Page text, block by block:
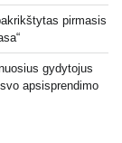
pirmasis
gydytojus
apsisprendimo